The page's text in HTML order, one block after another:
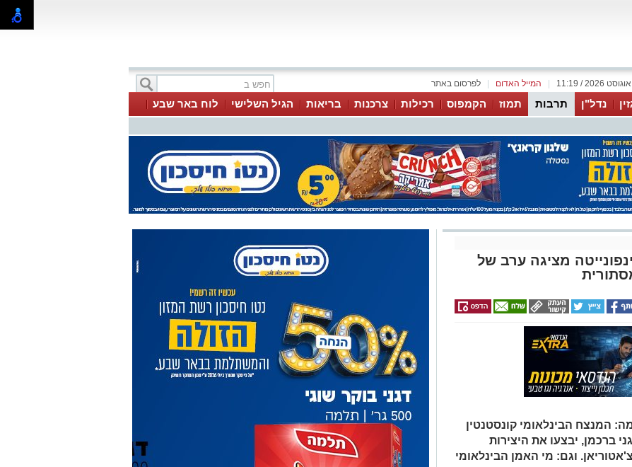
לפרסום באתר המייל האדום
נדל"ן תרבות תמוז הקמפוס רכילות צרכנות בריאות הגיל השלישי
לוח באר שבע
מציגה ערב של
הבמה: המנצח הבינלאומי קונסטנטין
ברכמן, יבצעו את היצירות
וגם: מי האמן הבינלאומי